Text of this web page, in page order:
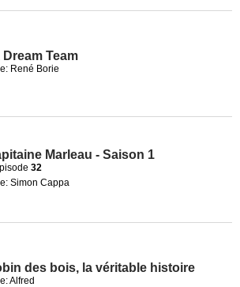
Dream Team
René Borie
Marleau - Saison 1
32
Simon Cappa
des bois, la véritable histoire
Alfred